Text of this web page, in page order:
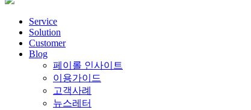
Service
Solution
Customer
Blog
페이롤 인사이트
이용가이드
고객사례
뉴스레터